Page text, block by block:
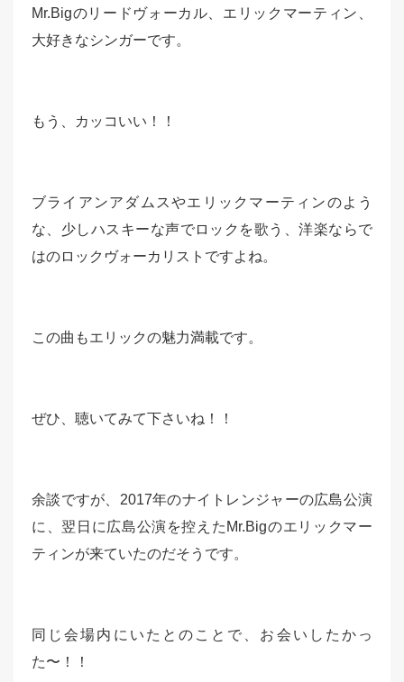
Mr.Bigのリードヴォーカル、エリックマーティン、
大好きなシンガーです。
もう、カッコいい！！
ブライアンアダムスやエリックマーティンのよう
な、少しハスキーな声でロックを歌う、洋楽ならで
はのロックヴォーカリストですよね。
この曲もエリックの魅力満載です。
ぜひ、聴いてみて下さいね！！
余談ですが、2017年のナイトレンジャーの広島公演
に、翌日に広島公演を控えたMr.Bigのエリックマー
ティンが来ていたのだそうです。
同じ会場内にいたとのことで、お会いしたかっ
た〜！！